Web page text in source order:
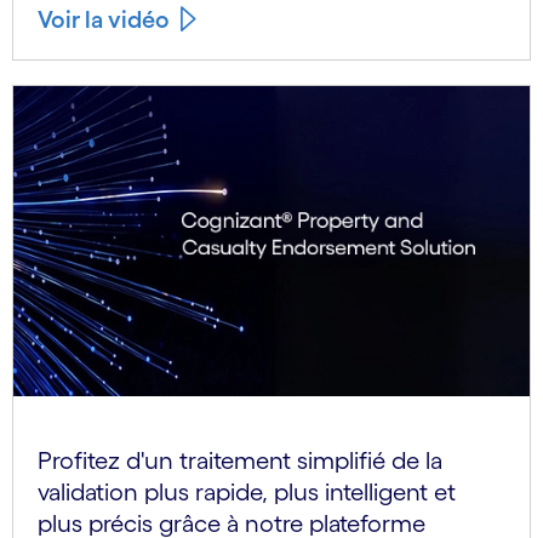
Voir la vidéo
Profitez d'un traitement simplifié de la
validation plus rapide, plus intelligent et
plus précis grâce à notre plateforme